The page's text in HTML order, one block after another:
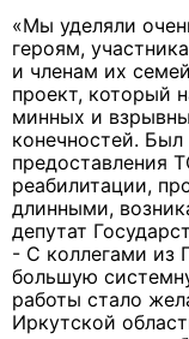
«Мы уделяли
героям,
и членам их
проект, который
минных и
конечностей.
предоставления
реабилитации,
длинными,
депутат
- С коллегами из
большую
работы стало
Иркутской